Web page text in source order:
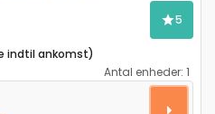
5
indtil ankomst)
Antal enheder: 1
Crikvenica K-25532